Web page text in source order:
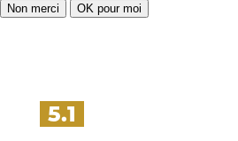
Non merci OK pour moi
5.1